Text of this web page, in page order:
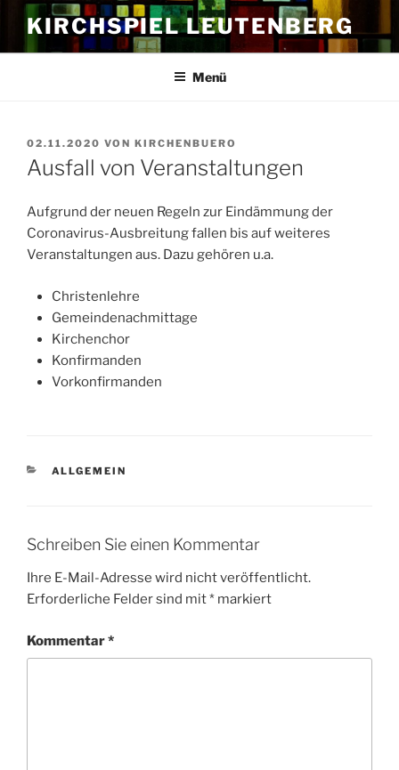
Zum
Inhalt
springen
KIRCHSPIEL LEUTENBERG
Menü
VERÖFFENTLICHT
AM
02.11.2020 VON KIRCHENBUERO
Ausfall von Veranstaltungen
Aufgrund der neuen Regeln zur Eindämmung der
Coronavirus-Ausbreitung fallen bis auf weiteres
Veranstaltungen aus. Dazu gehören u.a.
Christenlehre
Gemeindenachmittage
Kirchenchor
Konfirmanden
Vorkonfirmanden
KATEGORIEN
ALLGEMEIN
Schreiben Sie einen Kommentar
Ihre E-Mail-Adresse wird nicht veröffentlicht.
Erforderliche Felder sind mit* markiert
Kommentar*